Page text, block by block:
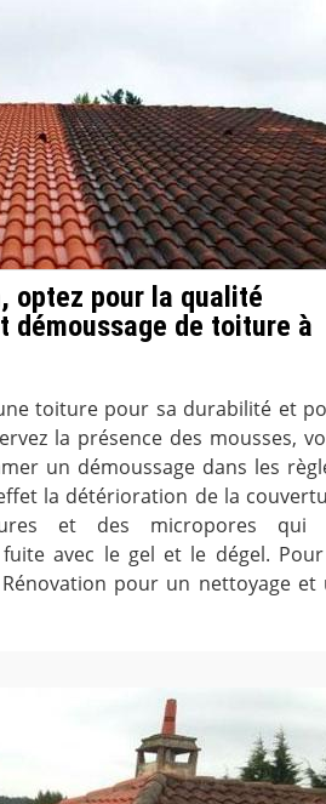
optez pour la qualité
démoussage de toiture à
toiture pour sa durabilité et
la présence des mousses,
un démoussage dans les
la détérioration de la
et des micropores qui
avec le gel et le dégel.
pour un nettoyage et